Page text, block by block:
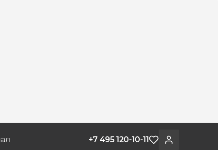
Войти
Избранное
+7 495 120-10-11